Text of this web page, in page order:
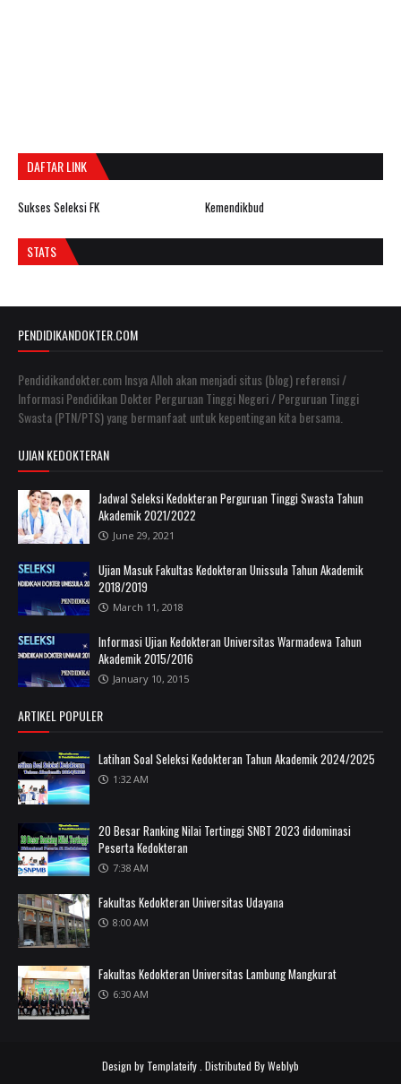
DAFTAR LINK
Sukses Seleksi FK Kemendikbud
STATS
PENDIDIKANDOKTER.COM
Pendidikandokter.com Insya Alloh akan menjadi situs (blog) referensi /
Informasi Pendidikan Dokter Perguruan Tinggi Negeri / Perguruan Tinggi
Swasta (PTN/PTS) yang bermanfaat untuk kepentingan kita bersama.
UJIAN KEDOKTERAN
Jadwal Seleksi Kedokteran Perguruan Tinggi Swasta Tahun
Akademik 2021/2022
June 29, 2021
Ujian Masuk Fakultas Kedokteran Unissula Tahun Akademik
2018/2019
March 11, 2018
Informasi Ujian Kedokteran Universitas Warmadewa Tahun
Akademik 2015/2016
January 10, 2015
ARTIKEL POPULER
Latihan Soal Seleksi Kedokteran Tahun Akademik 2024/2025
1:32 AM
20 Besar Ranking Nilai Tertinggi SNBT 2023 didominasi
Peserta Kedokteran
7:38 AM
Fakultas Kedokteran Universitas Udayana
8:00 AM
Fakultas Kedokteran Universitas Lambung Mangkurat
6:30 AM
Design by Templateify . Distributed ByWeblyb